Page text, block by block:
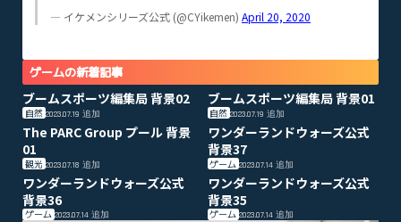
— イケメンシリーズ公式 (@CYikemen) April 20, 2020
ゲームの新着記事
ブームスポーツ編集局 背景02
自然 2023.07.19 追加
ブームスポーツ編集局 背景01
自然 2023.07.19追加
The PARC Group プール 背景
01
観光 2023.07.18 追加
ワンダーランドウォーズ公式
背景37
ゲーム 2023.07.14追加
ワンダーランドウォーズ公式
背景36
ゲーム 2023.07.14 追加
ワンダーランドウォーズ公式
背景35
ゲーム 2023.07.14追加